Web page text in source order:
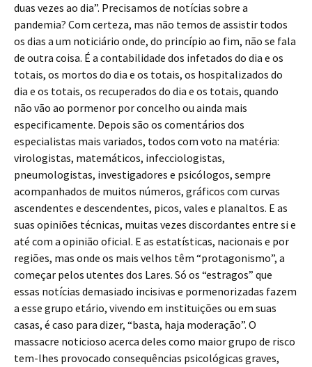
duas vezes ao dia”. Precisamos de notícias sobre a
pandemia? Com certeza, mas não temos de assistir todos
os dias a um noticiário onde, do princípio ao fim, não se fala
de outra coisa. É a contabilidade dos infetados do dia e os
totais, os mortos do dia e os totais, os hospitalizados do
dia e os totais, os recuperados do dia e os totais, quando
não vão ao pormenor por concelho ou ainda mais
especificamente. Depois são os comentários dos
especialistas mais variados, todos com voto na matéria:
virologistas, matemáticos, infecciologistas,
pneumologistas, investigadores e psicólogos, sempre
acompanhados de muitos números, gráficos com curvas
ascendentes e descendentes, picos, vales e planaltos. E as
suas opiniões técnicas, muitas vezes discordantes entre si e
até com a opinião oficial. E as estatísticas, nacionais e por
regiões, mas onde os mais velhos têm “protagonismo”, a
começar pelos utentes dos Lares. Só os “estragos” que
essas notícias demasiado incisivas e pormenorizadas fazem
a esse grupo etário, vivendo em instituições ou em suas
casas, é caso para dizer, “basta, haja moderação”. O
massacre noticioso acerca deles como maior grupo de risco
tem-lhes provocado consequências psicológicas graves,